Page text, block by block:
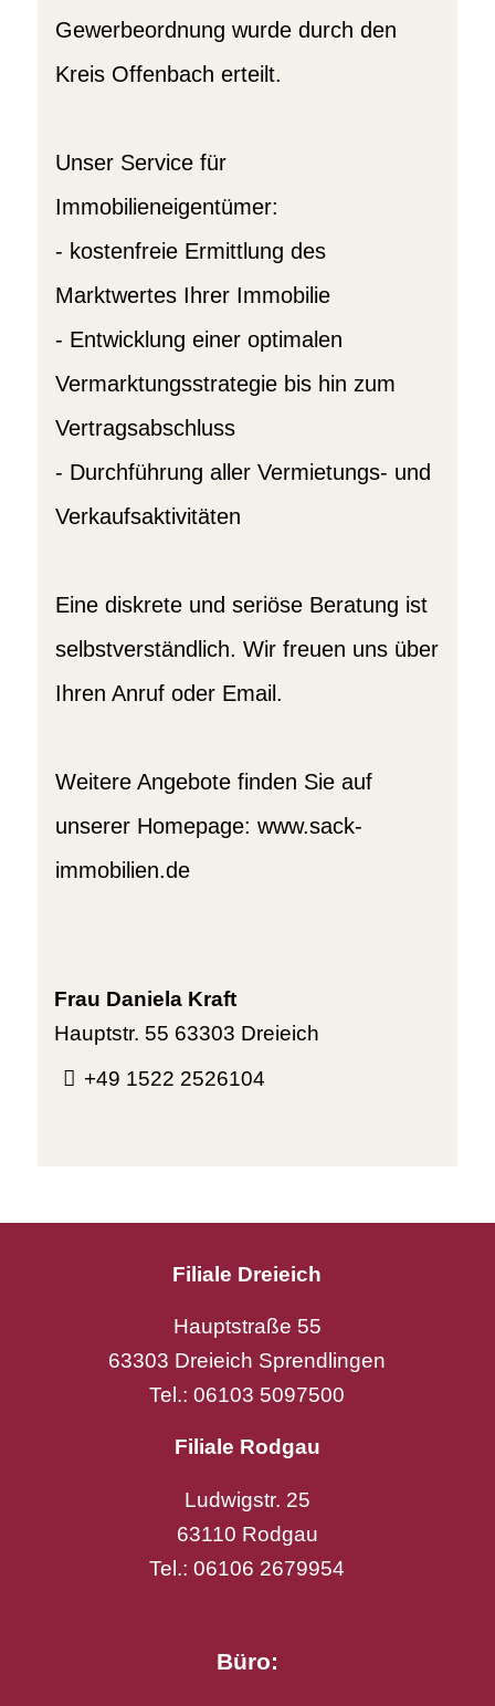
Gewerbeordnung wurde durch den
Kreis Offenbach erteilt.
Unser Service für
Immobilieneigentümer:
- kostenfreie Ermittlung des
Marktwertes Ihrer Immobilie
- Entwicklung einer optimalen
Vermarktungsstrategie bis hin zum
Vertragsabschluss
- Durchführung aller Vermietungs- und
Verkaufsaktivitäten
Eine diskrete und seriöse Beratung ist
selbstverständlich. Wir freuen uns über
Ihren Anruf oder Email.
Weitere Angebote finden Sie auf
unserer Homepage: www.sack-
immobilien.de
Frau Daniela Kraft
Hauptstr. 55 63303 Dreieich
+49 1522 2526104
Filiale Dreieich
Hauptstraße 55
63303 Dreieich Sprendlingen
Tel.: 06103 5097500
Filiale Rodgau
Ludwigstr. 25
63110 Rodgau
Tel.: 06106 2679954
Büro:
Basierend auf 103 Rezensionen